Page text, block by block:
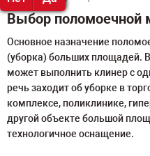
Выбор
Основное назначение
(уборка) больших площадей.
может выполнить клинер с
речь заходит об уборке в
комплексе, поликлинике,
другой объекте большой
технологичное оснащение.